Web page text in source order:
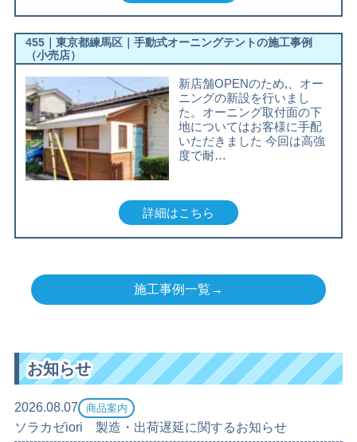
455｜東京都練馬区｜手動式オーニングテントの施工事例
（小売店）
新店舗OPENのため,、オー
ニングの新設を行いまし
た。オーニング取付面の下
地についてはお客様に手配
いただきました 今回は高強
度で耐…
詳細はこちら
施工事例一覧→
お知らせ
2026.08.07 商品案内
ソラカゼiori 製造・出荷遅延に関するお知らせ